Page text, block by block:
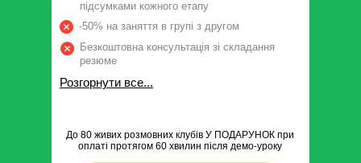
Безкоштовна консультація зі складання
резюме
підсумками кожного етапу
-50% на заняття в групі з другом
До 80 живих розмовних клубів У ПОДАРУНОК при
оплаті протягом 60 хвилин після демо-уроку
Розгорнути все...